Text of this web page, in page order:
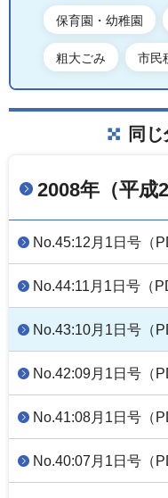
保育園・幼稚園
粗大ごみ 市民
同
2008年（平成
No.45:12月1日号（
No.44:11月1日号（
No.43:10月1日号（
No.42:09月1日号（
No.41:08月1日号（
No.40:07月1日号（